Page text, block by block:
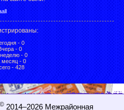
:
- 0
- 0
- 0
месяц - 0
- 428
©2014–2026 Межрайонная